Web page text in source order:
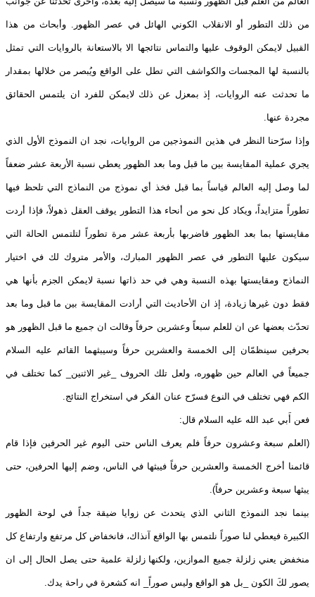
من ذلك التطور أو الانقلاب الكوني الهائل في عصر الظهور. وأبحاث من هذا
القبيل لايمكن الوقوف عليها والتماس نتائجها الا بالاستعانة بالروايات التي تمثل
بالنسبة لها المجسات والكواشف التي تطل على الواقع ويُبصر من خلالها بمقدار
ما تحدثت عنه الروايات، إذ بمعزل عن ذلك لايمكن للفرد ان يلتمس الحقائق
مجردة عنها.
وإذا سرّحنا النظر في هذين النموذجين من الروايات، نجد ان النموذج الأول الذي
يجري عملية المقايسة بين ما قبل وما بعد الظهور يعطي نسبة الأربعة عشر ضعفاً
لما وصل إليه العالم قياساً بما قبل فخذ أي نموذج من النماذج التي تلحظ فيها
تطوراً متزايداً، ويكاد كل نحو من أنحاء هذا التطور يوقف العقل ذهولاً، فإذا أردت
مقايستها بما بعد الظهور فاضربها بأربعة عشر مرة تطوراً لتلتمس الحالة التي
سيكون عليها التطور في عصر الظهور المبارك، والأمر متروك لك في اختيار
النماذج ومقايستها بهذه النسبة وهي في حد ذاتها نسبة لايمكن الجزم بأنها هي
فقط دون غيرها زيادة، إذ ان الأحاديث التي أرادت المقايسة بين ما قبل وما بعد
تحدّث بعضها عن ان للعلم سبعاً وعشرين حرفاً وقالت ان جميع ما قبل الظهور هو
بحرفين سينظمّان إلى الخمسة والعشرين حرفاً وسيبثهما القائم عليه السلام
جميعاً في العالم حين ظهوره، ولعل تلك الحروف _غير الاثنين_ كما تختلف في
الكم فهي تختلف في النوع فسرّح عنان الفكر في استخراج النتائج.
فعن أَبي عبد الله عليه السلام قال:
(العلم سبعة وعشرون حرفاً فلم يعرف الناس حتى اليوم غير الحرفين فإذا قام
قائمنا أخرج الخمسة والعشرين حرفاً فيبثها في الناس، وضم إليها الحرفين، حتى
يبثها سبعة وعشرين حرفاً).
بينما نجد النموذج الثاني الذي يتحدث عن زوايا ضيقة جداً في لوحة الظهور
الكبيرة فيعطي لنا صوراً نلتمس بها الواقع آنذاك، فانخفاض كل مرتفع وارتفاع كل
منخفض يعني زلزلة جميع الموازين، ولكنها زلزلة علمية حتى يصل الحال إلى ان
يصور لكَ الكون _بل هو الواقع وليس صوراً_ انه كشعرة في راحة يدك.